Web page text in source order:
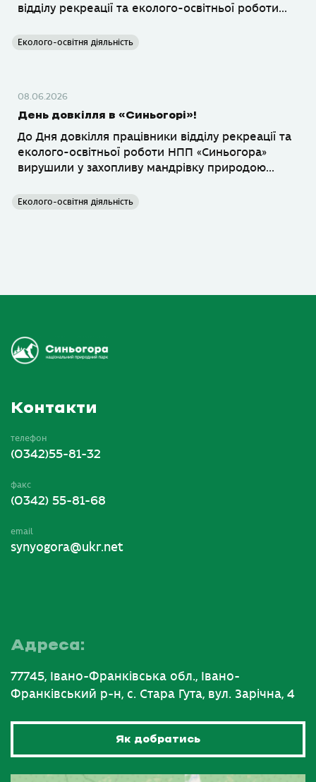
відділу рекреації та еколого-освітньої роботи...
Еколого-освітня діяльність
08.06.2026
День довкілля в «Синьогорі»!
До Дня довкілля працівники відділу рекреації та
еколого-освітньої роботи НПП «Синьогора»
вирушили у захопливу мандрівку природою...
Еколого-освітня діяльність
Контакти
телефон
(0342)55-81-32
факс
(0342) 55-81-68
email
synyogora@ukr.net
Адреса:
77745, Івано-Франківська обл., Івано-
Франківський р-н, с. Стара Гута, вул. Зарічна, 4
Як добратись